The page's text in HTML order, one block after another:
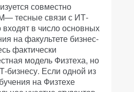
совместно
тесные связи с ИТ-
входят в число основных
на факультете бизнес-
фактически
модель Физтеха, но
бизнесу. Если одной из
на Физтехе